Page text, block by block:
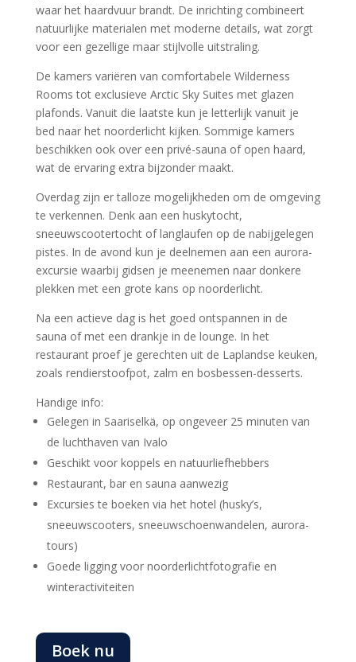
waar het haardvuur brandt. De inrichting combineert
natuurlijke materialen met moderne details, wat zorgt
voor een gezellige maar stijlvolle uitstraling.
De kamers variëren van comfortabele Wilderness
Rooms tot exclusieve Arctic Sky Suites met glazen
plafonds. Vanuit die laatste kun je letterlijk vanuit je
bed naar het noorderlicht kijken. Sommige kamers
beschikken ook over een privé-sauna of open haard,
wat de ervaring extra bijzonder maakt.
Overdag zijn er talloze mogelijkheden om de omgeving
te verkennen. Denk aan een huskytocht,
sneeuwscootertocht of langlaufen op de nabijgelegen
pistes. In de avond kun je deelnemen aan een aurora-
excursie waarbij gidsen je meenemen naar donkere
plekken met een grote kans op noorderlicht.
Na een actieve dag is het goed ontspannen in de
sauna of met een drankje in de lounge. In het
restaurant proef je gerechten uit de Laplandse keuken,
zoals rendierstoofpot, zalm en bosbessen-desserts.
Handige info:
Gelegen in Saariselkä, op ongeveer 25 minuten van
de luchthaven van Ivalo
Geschikt voor koppels en natuurliefhebbers
Restaurant, bar en sauna aanwezig
Excursies te boeken via het hotel (husky’s,
sneeuwscooters, sneeuwschoenwandelen, aurora-
tours)
Goede ligging voor noorderlichtfotografie en
winteractiviteiten
Boek nu